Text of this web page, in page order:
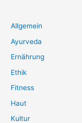
Allgemein
Ayurveda
Ernährung
Ethik
Fitness
Haut
Kultur